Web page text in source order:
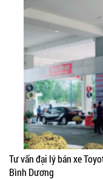
Tư vấn đại lý bán xe
Bình Dương